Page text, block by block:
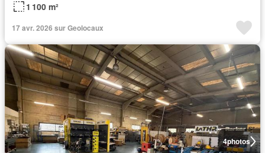
1 100 m²
17 avr. 2026 sur Geolocaux
4photos